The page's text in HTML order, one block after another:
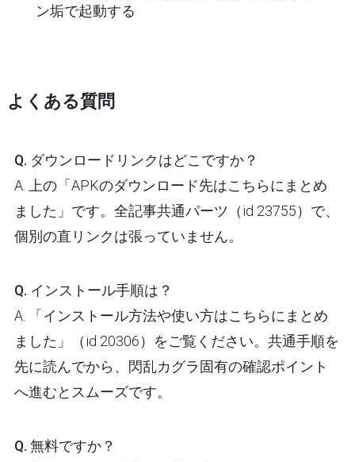
ン垢で起動する
よくある質問
Q. ダウンロードリンクはどこですか？
A. 上の「APKのダウンロード先はこちらにまとめ
ました」です。全記事共通パーツ（id 23755）で、
個別の直リンクは張っていません。
Q. インストール手順は？
A. 「インストール方法や使い方はこちらにまとめ
ました」（id 20306）をご覧ください。共通手順を
先に読んでから、閃乱カグラ固有の確認ポイント
へ進むとスムーズです。
Q. 無料ですか？